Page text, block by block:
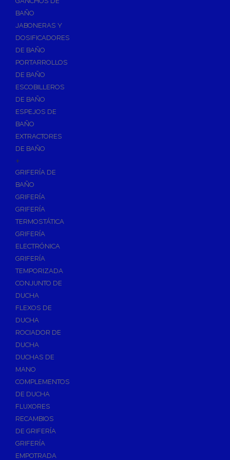
Accesorios y Grupos Contra Incendios
Calderas y estufas de biomasa
Sistemas de Energía Solar Térmica
Estructuras de soporte
Sistemas de Aerotermia
Sistemas de Energía Solar Fotovoltaica
Paneles
Inversores
Baterías
Estructuras
Fontanería
Aislamientos para Tuberías
Accesorios para Instalación de Gas
Válvulas para Gas
Accesorios y Repuestos de Gas
Baterias y Contadores
Bombas
Bombas Sumergibles
Bombas de Drenaje y Residual
Bombas de Superficies Horizontal y Vertical
Desagües
Válvulas de Desagüe
Válvulas para Platos de Ducha y Bañeras
Sifones
Sumideros y Botes Sifónicos
Accesorios para Desagüe
Flotadores y Boyas
BAÑO
JABONERAS Y
DOSIFICADORES
DE BAÑO
PORTARROLLOS
DE BAÑO
ESCOBILLEROS
DE BAÑO
ESPEJOS DE
BAÑO
EXTRACTORES
DE BAÑO
+
GRIFERÍA DE
BAÑO
GRIFERÍA
GRIFERÍA
TERMOSTÁTICA
GRIFERÍA
ELECTRÓNICA
GRIFERÍA
TEMPORIZADA
CONJUNTO DE
DUCHA
FLEXOS DE
DUCHA
ROCIADOR DE
DUCHA
DUCHAS DE
MANO
COMPLEMENTOS
DE DUCHA
FLUXORES
RECAMBIOS
DE GRIFERÍA
GRIFERÍA
EMPOTRADA